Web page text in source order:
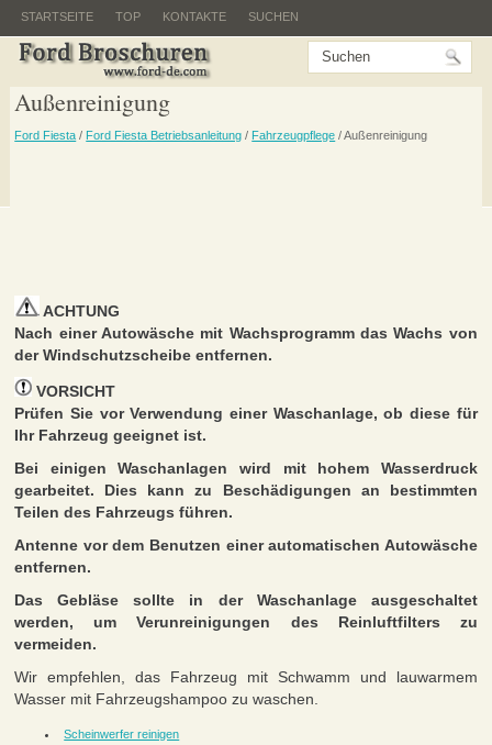
STARTSEITE TOP KONTAKTE SUCHEN
Außenreinigung
Ford Fiesta / Ford Fiesta Betriebsanleitung / Fahrzeugpflege / Außenreinigung
ACHTUNG
Nach einer Autowäsche mit Wachsprogramm das Wachs von
der Windschutzscheibe entfernen.
VORSICHT
Prüfen Sie vor Verwendung einer Waschanlage, ob diese für
Ihr Fahrzeug geeignet ist.
Bei einigen Waschanlagen wird mit hohem Wasserdruck
gearbeitet. Dies kann zu Beschädigungen an bestimmten
Teilen des Fahrzeugs führen.
Antenne vor dem Benutzen einer automatischen Autowäsche
entfernen.
Das Gebläse sollte in der Waschanlage ausgeschaltet
werden, um Verunreinigungen des Reinluftfilters zu
vermeiden.
Wir empfehlen, das Fahrzeug mit Schwamm und lauwarmem
Wasser mit Fahrzeugshampoo zu waschen.
Scheinwerfer reinigen